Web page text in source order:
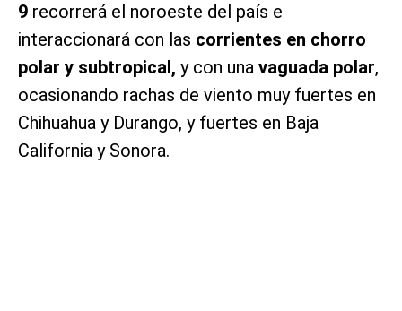
9 recorrerá el noroeste del país e
interaccionará con las corrientes en chorro
polar y subtropical, y con una vaguada polar,
ocasionando rachas de viento muy fuertes en
Chihuahua y Durango, y fuertes en Baja
California y Sonora.